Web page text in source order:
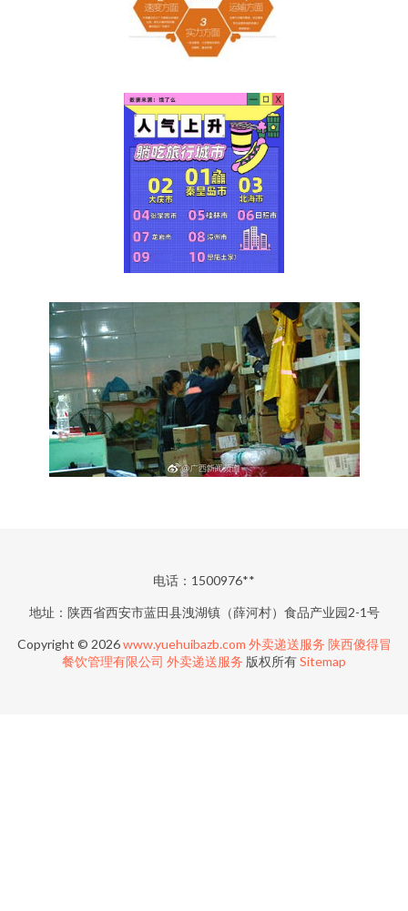
电话：1500976**
地址：陕西省西安市蓝田县洩湖镇（薛河村）食品产业园2-1号
Copyright © 2026www.yuehuibazb.com 外卖递送服务 陕西傻得冒
餐饮管理有限公司 外卖递送服务 版权所有Sitemap